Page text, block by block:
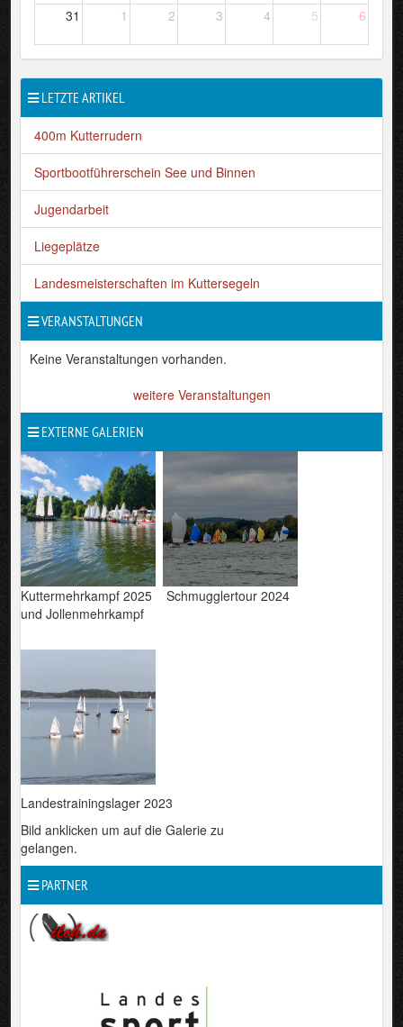
31 1 2 3 4 5 6
LETZTE ARTIKEL
400m Kutterrudern
Sportbootführerschein See und Binnen
Jugendarbeit
Liegeplätze
Landesmeisterschaften im Kuttersegeln
VERANSTALTUNGEN
Keine Veranstaltungen vorhanden.
weitere Veranstaltungen
EXTERNE GALERIEN
Kuttermehrkampf 2025 Schmugglertour 2024
und Jollenmehrkampf
Landestrainingslager 2023
Bild anklicken um auf die Galerie zu
gelangen.
PARTNER